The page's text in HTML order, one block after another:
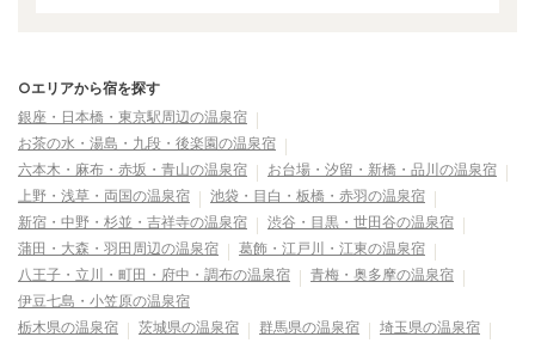
○エリアから宿を探す
銀座・日本橋・東京駅周辺の温泉宿
お茶の水・湯島・九段・後楽園の温泉宿
六本木・麻布・赤坂・青山の温泉宿
お台場・汐留・新橋・品川の温泉宿
上野・浅草・両国の温泉宿
池袋・目白・板橋・赤羽の温泉宿
新宿・中野・杉並・吉祥寺の温泉宿
渋谷・目黒・世田谷の温泉宿
蒲田・大森・羽田周辺の温泉宿
葛飾・江戸川・江東の温泉宿
八王子・立川・町田・府中・調布の温泉宿
青梅・奥多摩の温泉宿
伊豆七島・小笠原の温泉宿
栃木県の温泉宿
茨城県の温泉宿 群馬県の温泉宿
埼玉県の温泉宿